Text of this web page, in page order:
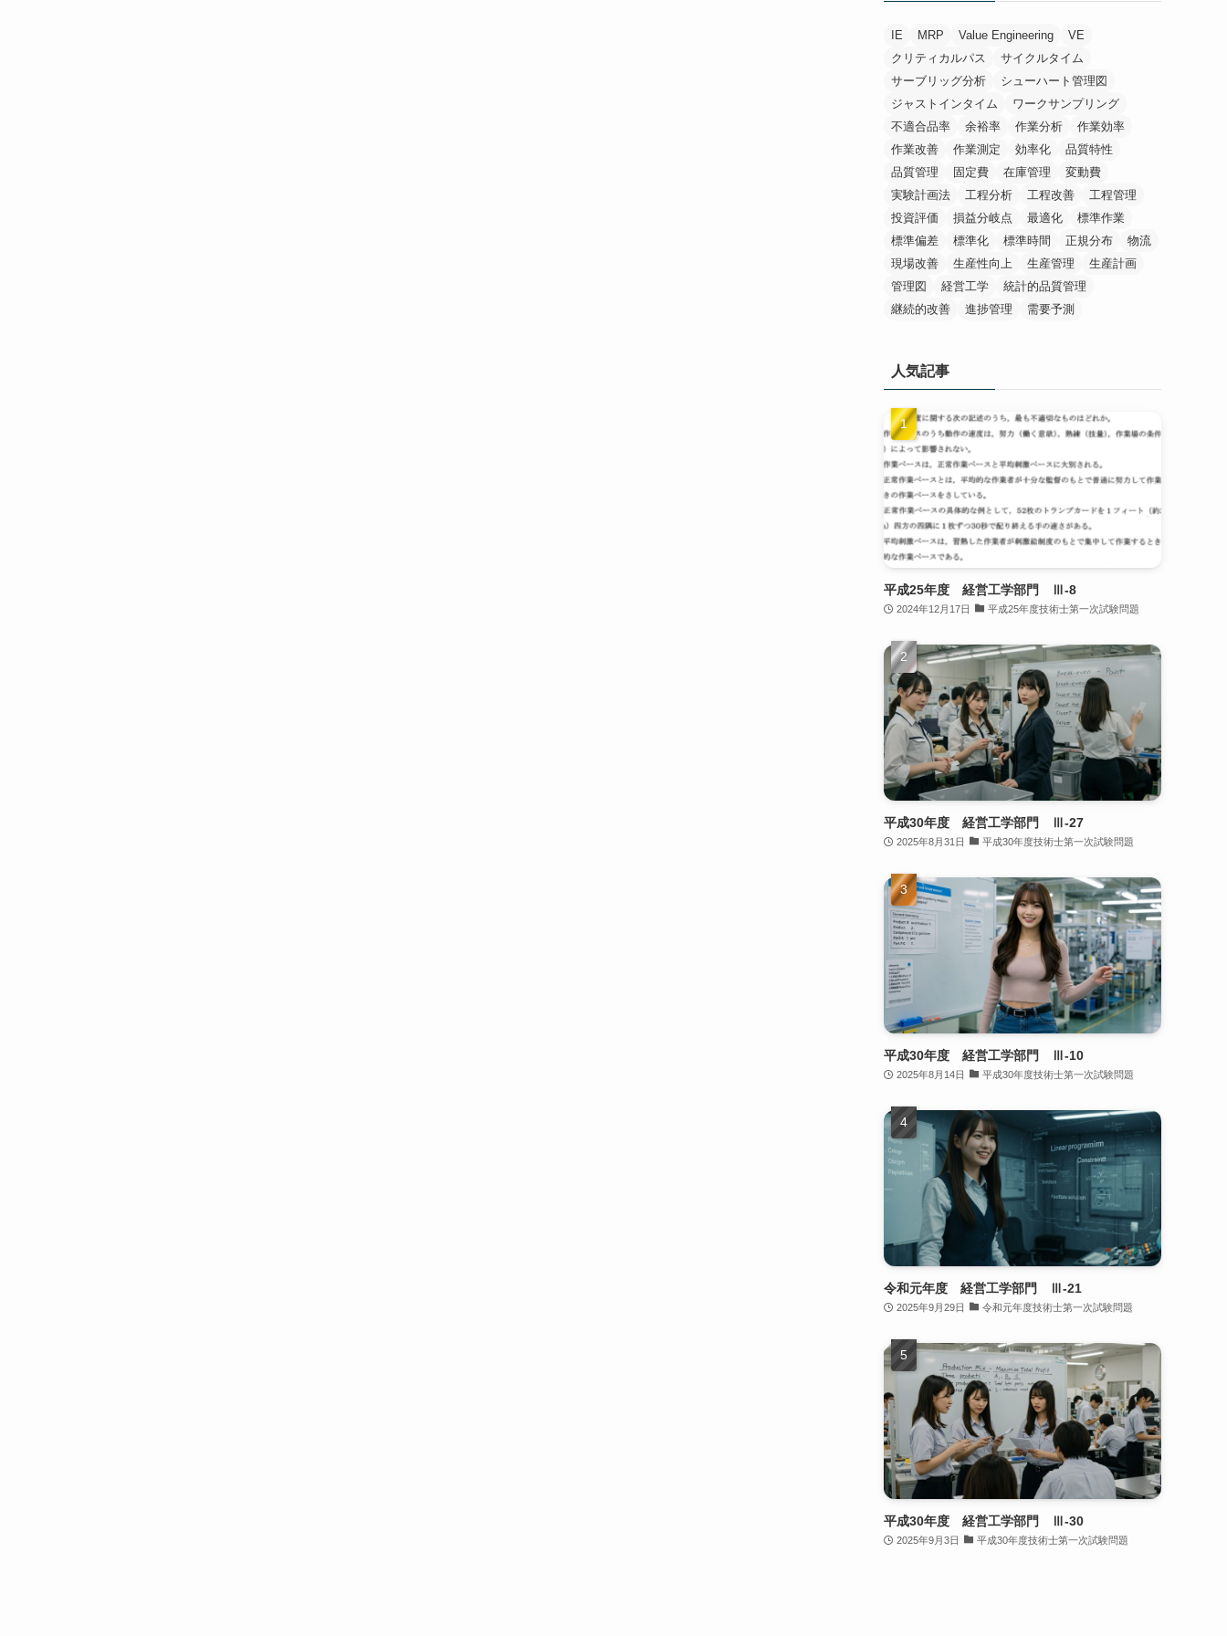
IE MRP Value Engineering
VE
クリティカルパス
サイクルタイム
サーブリッグ分析
シューハート管理図
ジャストインタイム
ワークサンプリング
不適合品率
余裕率 作業分析
作業効率
作業改善
作業測定 効率化
品質特性
品質管理
固定費 在庫管理
変動費
実験計画法
工程分析 工程改善
工程管理
投資評価
損益分岐点 最適化
標準作業
標準偏差
標準化 標準時間 正規分布
物流
現場改善
生産性向上 生産管理
生産計画
管理図
経営工学
統計的品質管理
継続的改善
進捗管理 需要予測
人気記事
平成25年度 経営工学部門 Ⅲ-8
2024年12月17日 平成25年度技術士第一次試験問題
平成30年度 経営工学部門 Ⅲ-27
2025年8月31日 平成30年度技術士第一次試験問題
平成30年度 経営工学部門 Ⅲ-10
2025年8月14日 平成30年度技術士第一次試験問題
令和元年度 経営工学部門 Ⅲ-21
2025年9月29日 令和元年度技術士第一次試験問題
平成30年度 経営工学部門 Ⅲ-30
2025年9月3日 平成30年度技術士第一次試験問題